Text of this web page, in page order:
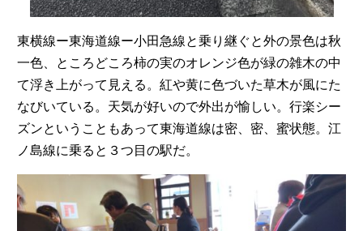
東横線ー東海道線ー小田急線と乗り継ぐと外の景色は秋
一色、ところどころ柿の実のオレンジ色が緑の雑木の中
て浮き上がって見える。紅や黄に色づいた草木が風にた
なびいている。天気が好いので外出が愉しい。行楽シー
ズンということもあって東海道線は密、密、蜜状態。江
ノ島線に乗ると３つ目の駅だ。